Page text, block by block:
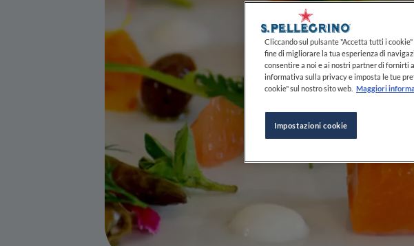
Cliccando sul pulsante "Accetta tutti i
fine di migliorare la tua esperienza di
consentire a noi e ai nostri partner di fornirti
informativa sulla privacy e imposta le tue
cookie" sul nostro sito web. Maggiori
Impostazioni cookie